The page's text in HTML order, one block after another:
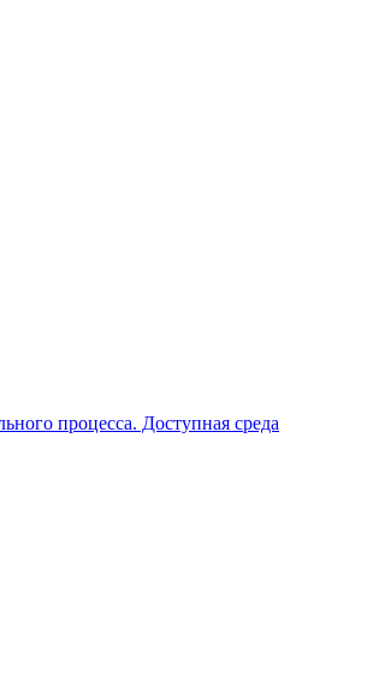
процесса. Доступная среда